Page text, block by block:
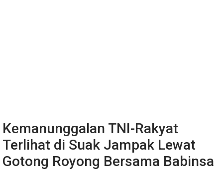
Kemanunggalan TNI-Rakyat
Terlihat di Suak Jampak Lewat
Gotong Royong Bersama Babinsa